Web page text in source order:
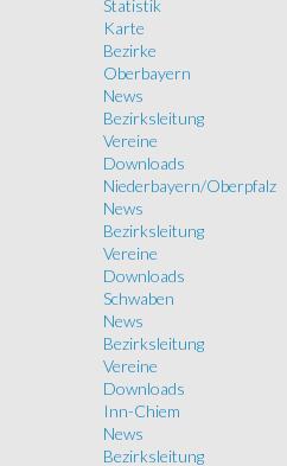
Statistik
Karte
Bezirke
Oberbayern
News
Bezirksleitung
Vereine
Downloads
Niederbayern/Oberpfalz
News
Bezirksleitung
Vereine
Downloads
Schwaben
News
Bezirksleitung
Vereine
Downloads
Inn-Chiem
News
Bezirksleitung